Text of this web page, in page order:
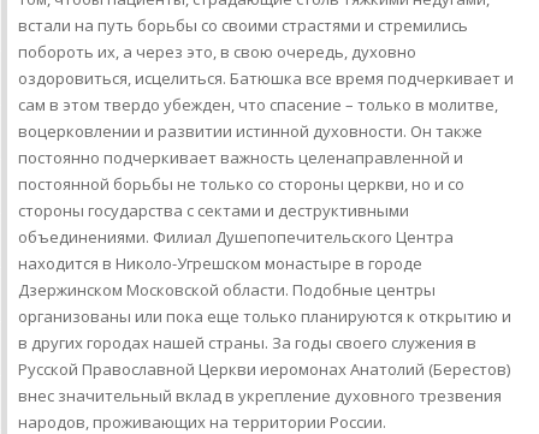
встали на путь борьбы со своими страстями и стремились
побороть их, а через это, в свою очередь, духовно
оздоровиться, исцелиться. Батюшка все время подчеркивает и
сам в этом твердо убежден, что спасение – только в молитве,
воцерковлении и развитии истинной духовности. Он также
постоянно подчеркивает важность целенаправленной и
постоянной борьбы не только со стороны церкви, но и со
стороны государства с сектами и деструктивными
объединениями. Филиал Душепопечительского Центра
находится в Николо-Угрешском монастыре в городе
Дзержинском Московской области. Подобные центры
организованы или пока еще только планируются к открытию и
в других городах нашей страны. За годы своего служения в
Русской Православной Церкви иеромонах Анатолий (Берестов)
внес значительный вклад в укрепление духовного трезвения
народов, проживающих на территории России.